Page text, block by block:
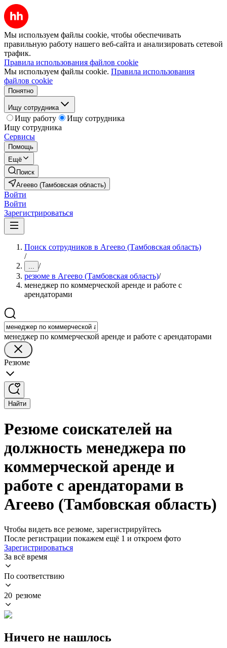
Мы используем файлы cookie, чтобы обеспечивать
правильную работу нашего веб-сайта и анализировать сетевой
трафик.
Правила использования файлов cookie
Мы используем файлы cookie. Правила использования
файлов cookie
Понятно
Ищу сотрудника
Ищу работу
Ищу сотрудника
Ищу сотрудника
Сервисы
Помощь
Ещё
Поиск
Агеево (Тамбовская область)
Войти
Войти
Зарегистрироваться
Поиск сотрудников в Агеево (Тамбовская область)
/
... /
резюме в Агеево (Тамбовская область)/
менеджер по коммерческой аренде и работе с
арендаторами
менеджер по коммерческой аренде и работе с арендаторами
Резюме
Найти
Резюме соискателей на
должность менеджера по
коммерческой аренде и
работе с арендаторами в
Агеево (Тамбовская область)
Чтобы видеть все резюме, зарегистрируйтесь
После регистрации покажем ещё 1 и откроем фото
Зарегистрироваться
За всё время
По соответствию
20 резюме
Ничего не нашлось